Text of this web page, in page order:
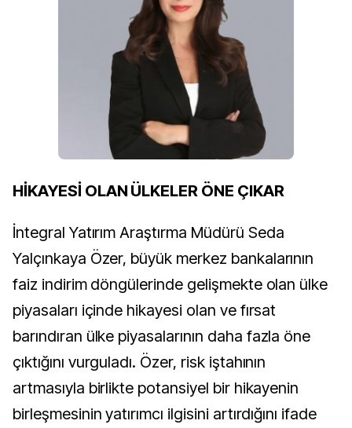
HİKAYESİ OLAN ÜLKELER ÖNE ÇIKAR
İntegral Yatırım Araştırma Müdürü Seda
Yalçınkaya Özer, büyük merkez bankalarının
faiz indirim döngülerinde gelişmekte olan ülke
piyasaları içinde hikayesi olan ve fırsat
barındıran ülke piyasalarının daha fazla öne
çıktığını vurguladı. Özer, risk iştahının
artmasıyla birlikte potansiyel bir hikayenin
birleşmesinin yatırımcı ilgisini artırdığını ifade